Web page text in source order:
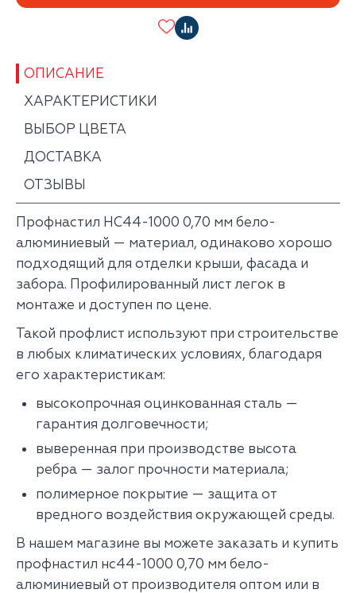
ОПИСАНИЕ
ХАРАКТЕРИСТИКИ
ВЫБОР ЦВЕТА
ДОСТАВКА
ОТЗЫВЫ
Профнастил НС44-1000 0,70 мм бело-
алюминиевый — материал, одинаково хорошо
подходящий для отделки крыши, фасада и
забора. Профилированный лист легок в
монтаже и доступен по цене.
Такой профлист используют при строительстве
в любых климатических условиях, благодаря
его характеристикам:
высокопрочная оцинкованная сталь —
гарантия долговечности;
выверенная при производстве высота
ребра — залог прочности материала;
полимерное покрытие — защита от
вредного воздействия окружающей среды.
В нашем магазине вы можете заказать и купить
профнастил нс44-1000 0,70 мм бело-
алюминиевый от производителя оптом или в